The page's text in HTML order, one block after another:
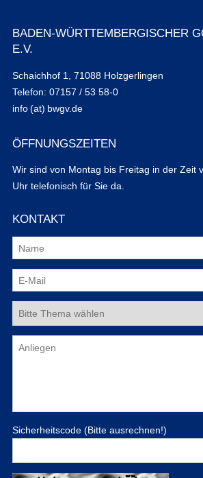
BADEN-WÜRTTEMBERGISCHER
E.V.
Schaichhof 1, 71088 Holzgerlingen
Telefon: 07157 / 53 58-0
info (at) bwgv.de
ÖFFNUNGSZEITEN
Wir sind von Montag bis Freitag in der Zeit
Uhr telefonisch für Sie da.
KONTAKT
Sicherheitscode (Bitte ausrechnen!)